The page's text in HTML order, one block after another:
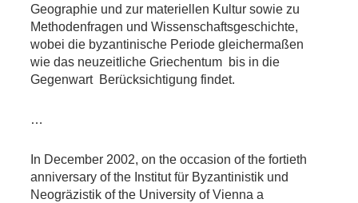
Geographie und zur materiellen Kultur sowie zu
Methodenfragen und Wissenschaftsgeschichte,
wobei die byzantinische Periode gleichermaßen
wie das neuzeitliche Griechentum  bis in die
Gegenwart  Berücksichtigung findet.
…
In December 2002, on the occasion of the fortieth
anniversary of the Institut für Byzantinistik und
Neogräzistik of the University of Vienna a